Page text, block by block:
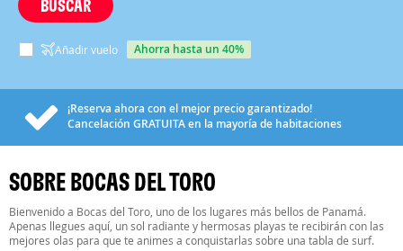
BUSCAR
Añadir vuelo ahorra hasta un 40%
¡Reserva ahora con el mejor precio garantizado!
Cancelación GRATUITAen la mayoría de habitaciones
SOBRE BOCAS DEL TORO
Bienvenido a Bocas del Toro, uno de los lugares más bellos de Panamá.
Apenas llegues aquí, un sol radiante y hermosas playas te recibirán con las
mejores olas para que te animes a conquistarlas sobre una tabla de surf.